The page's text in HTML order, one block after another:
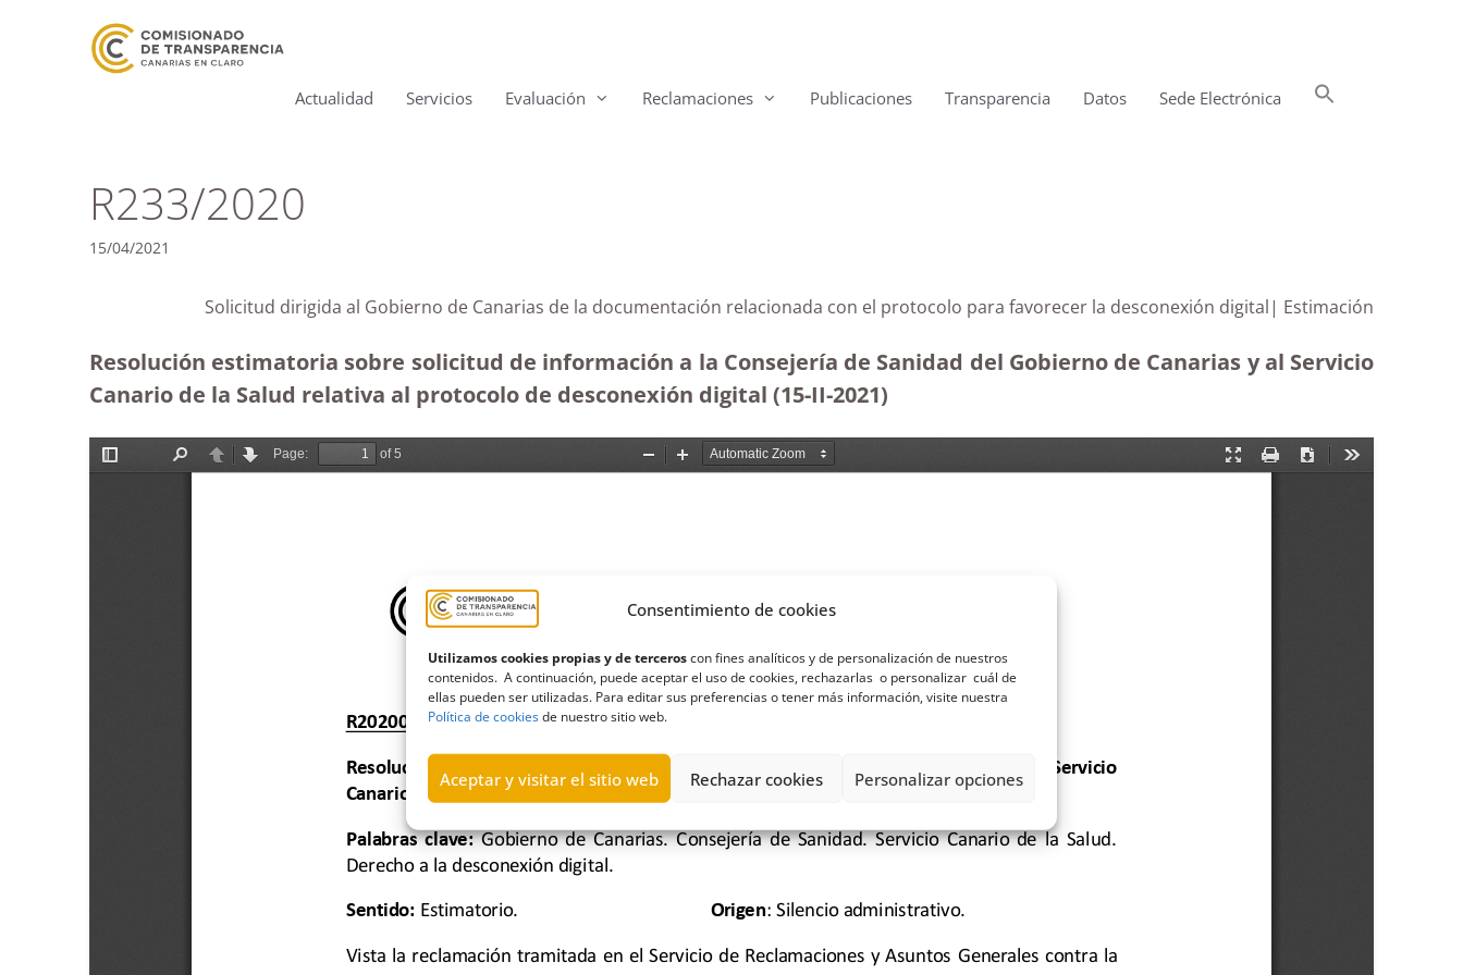
Consentimiento de cookies
Utilizamos cookies propias y de terceroscon fines analíticos y de personalización de nuestros
contenidos. A continuación, puede aceptar el uso de cookies, rechazarlas o personalizar cuál de
ellas pueden ser utilizadas. Para editar sus preferencias o tener más información, visite nuestra
Política de cookiesde nuestro sitio web.
Aceptar y visitar el sitio web Rechazar cookies Personalizar opciones
Actualidad Servicios Evaluación Reclamaciones Publicaciones Transparencia Datos Sede Electrónica
R233/2020
15/04/2021
Solicitud dirigida al Gobierno de Canarias de la documentación relacionada con el protocolo para favorecer la desconexión digital| Estimación
Resolución estimatoria sobre solicitud de información a la Consejería de Sanidad del Gobierno de Canarias y al Servicio
Canario de la Salud relativa al protocolo de desconexión digital (15-II-2021)